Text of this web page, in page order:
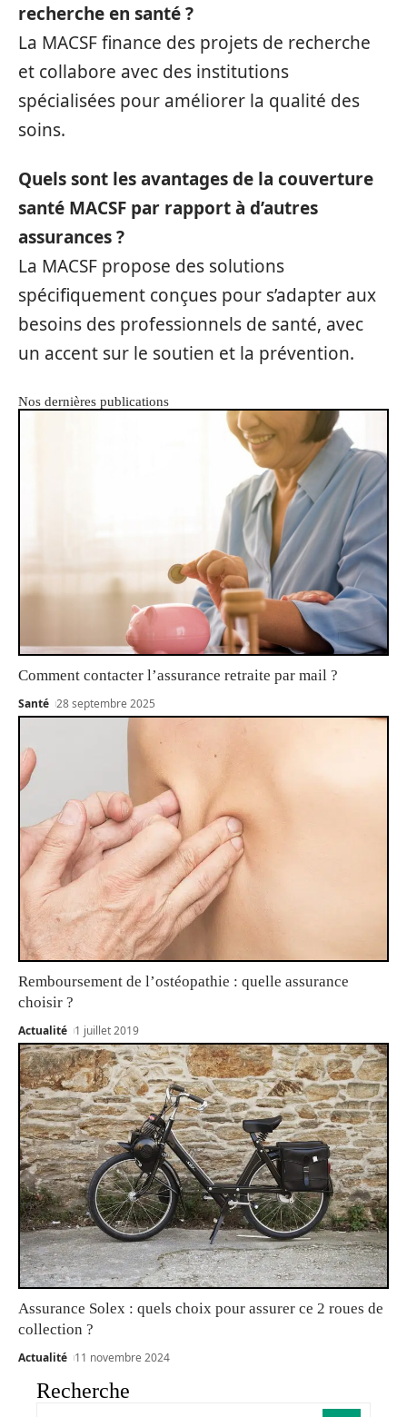
recherche en santé ?
La MACSF finance des projets de recherche
et collabore avec des institutions
spécialisées pour améliorer la qualité des
soins.
Quels sont les avantages de la couverture
santé MACSF par rapport à d’autres
assurances ?
La MACSF propose des solutions
spécifiquement conçues pour s’adapter aux
besoins des professionnels de santé, avec
un accent sur le soutien et la prévention.
Nos dernières publications
Comment contacter l’assurance retraite par mail ?
Santé 28 septembre 2025
Remboursement de l’ostéopathie : quelle assurance
choisir ?
Actualité 1 juillet 2019
Assurance Solex : quels choix pour assurer ce 2 roues de
collection ?
Actualité 11 novembre 2024
Recherche